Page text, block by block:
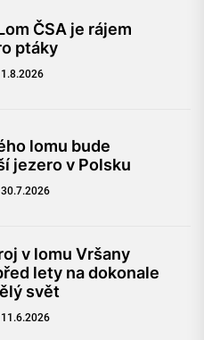
ČSA je rájem
ptáky
1.8.2026
lomu bude
jezero v Polsku
30.7.2026
v lomu Vršany
lety na dokonale
svět
11.6.2026